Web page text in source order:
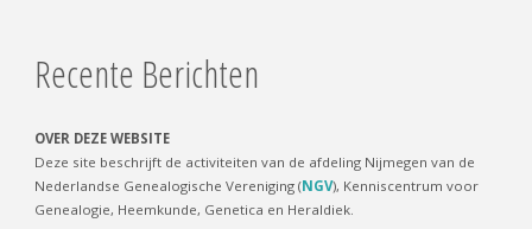
Recente Berichten
OVER DEZE WEBSITE
Deze site beschrijft de activiteiten van de afdeling Nijmegen van de
Nederlandse Genealogische Vereniging (NGV), Kenniscentrum voor
Genealogie, Heemkunde, Genetica en Heraldiek.